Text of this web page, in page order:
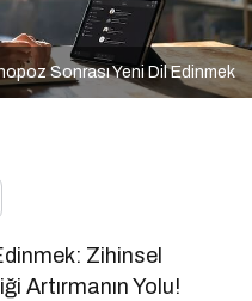
Sonrası Yeni Dil Edinmek
Zihinsel
Artırmanın Yolu!